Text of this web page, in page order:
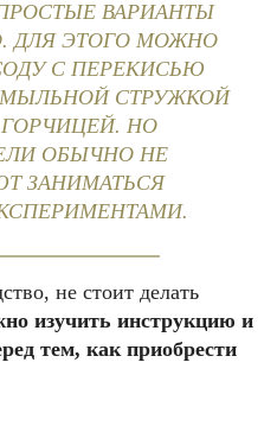
ВАРИАНТЫ
ДЛЯ ЭТОГО МОЖНО
С ПЕРЕКИСЬЮ
СТРУЖКОЙ
НО
ОБЫЧНО НЕ
ЗАНИМАТЬСЯ
не стоит делать
изучить инструкцию и
тем, как приобрести